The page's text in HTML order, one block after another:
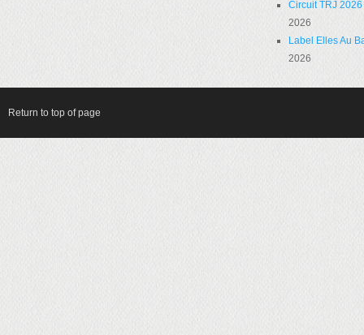
Circuit TRJ
2026
Label Elles Au
2026
Return to top of page